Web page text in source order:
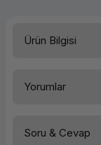
Ürün Bilgisi
Yorumlar
Soru & Cevap